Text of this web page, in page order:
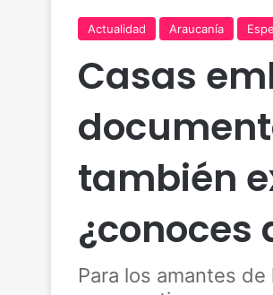
Actualidad Araucanía
Casas
también
¿conoces
Para los amantes